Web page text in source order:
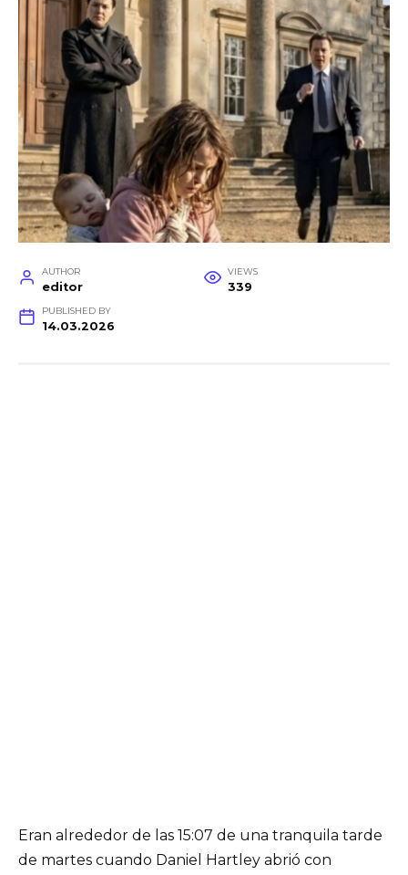
AUTHOR
editor
VIEWS
339
PUBLISHED BY
14.03.2026
Eran alrededor de las 15:07 de una tranquila tarde
de martes cuando Daniel Hartley abrió con